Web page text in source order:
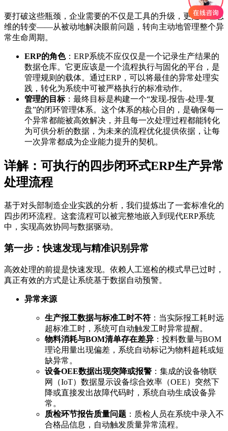
要打破这些瓶颈，企业需要的不仅是工具的升级，更是管理思
维的转变——从被动地解决眼前问题，转向主动地管理整个异
常生命周期。
ERP的角色：ERP系统不应仅仅是一个记录生产结果的
数据仓库。它更应该是一个流程执行与固化的平台，是
管理规则的载体。通过ERP，可以将最佳的异常处理实
践，转化为系统中可被严格执行的标准动作。
管理的目标：最终目标是构建一个“发现-报告-处理-复
盘”的闭环管理体系。这个体系的核心目的，是确保每一
个异常都能被高效解决，并且每一次处理过程都能转化
为可供分析的数据，为未来的流程优化提供依据，让每
一次异常都成为企业能力提升的契机。
详解：可执行的四步闭环式ERP生产异常
处理流程
基于对头部制造企业实践的分析，我们提炼出了一套标准化的
四步闭环流程。这套流程可以被完整地嵌入到现代ERP系统
中，实现高效协同与数据驱动。
第一步：快速发现与精准识别异常
高效处理的前提是快速发现。依赖人工巡检的模式早已过时，
真正有效的方式是让系统基于数据自动预警。
异常来源
生产报工数据与标准工时不符 ：当实际报工耗时远
超标准工时，系统可自动触发工时异常提醒。
物料消耗与BOM清单存在差异 ：投料数量与BOM
理论用量出现偏差，系统自动标记为物料超耗或短
缺异常。
设备OEE数据出现突降或报警 ：集成的设备物联
网（IoT）数据显示设备综合效率（OEE）突然下
降或直接发出故障代码时，系统自动生成设备异
常。
质检环节报告质量问题 ：质检人员在系统中录入不
合格品信息，自动触发质量异常流程。